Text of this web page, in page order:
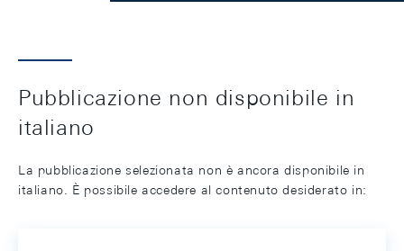
Pubblicazione non disponibile in
italiano
La pubblicazione selezionata non è ancora disponibile in
italiano. È possibile accedere al contenuto desiderato in: